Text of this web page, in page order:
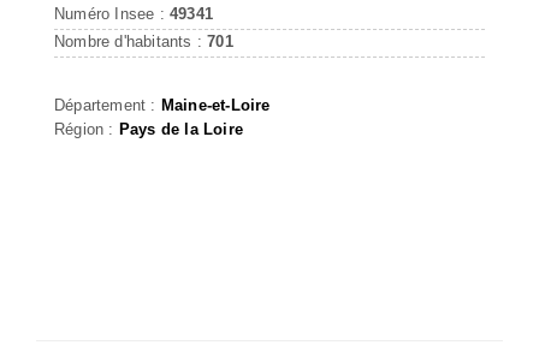
Numéro Insee : 49341
Nombre d'habitants :701
Département : Maine-et-Loire
Région : Pays de la Loire